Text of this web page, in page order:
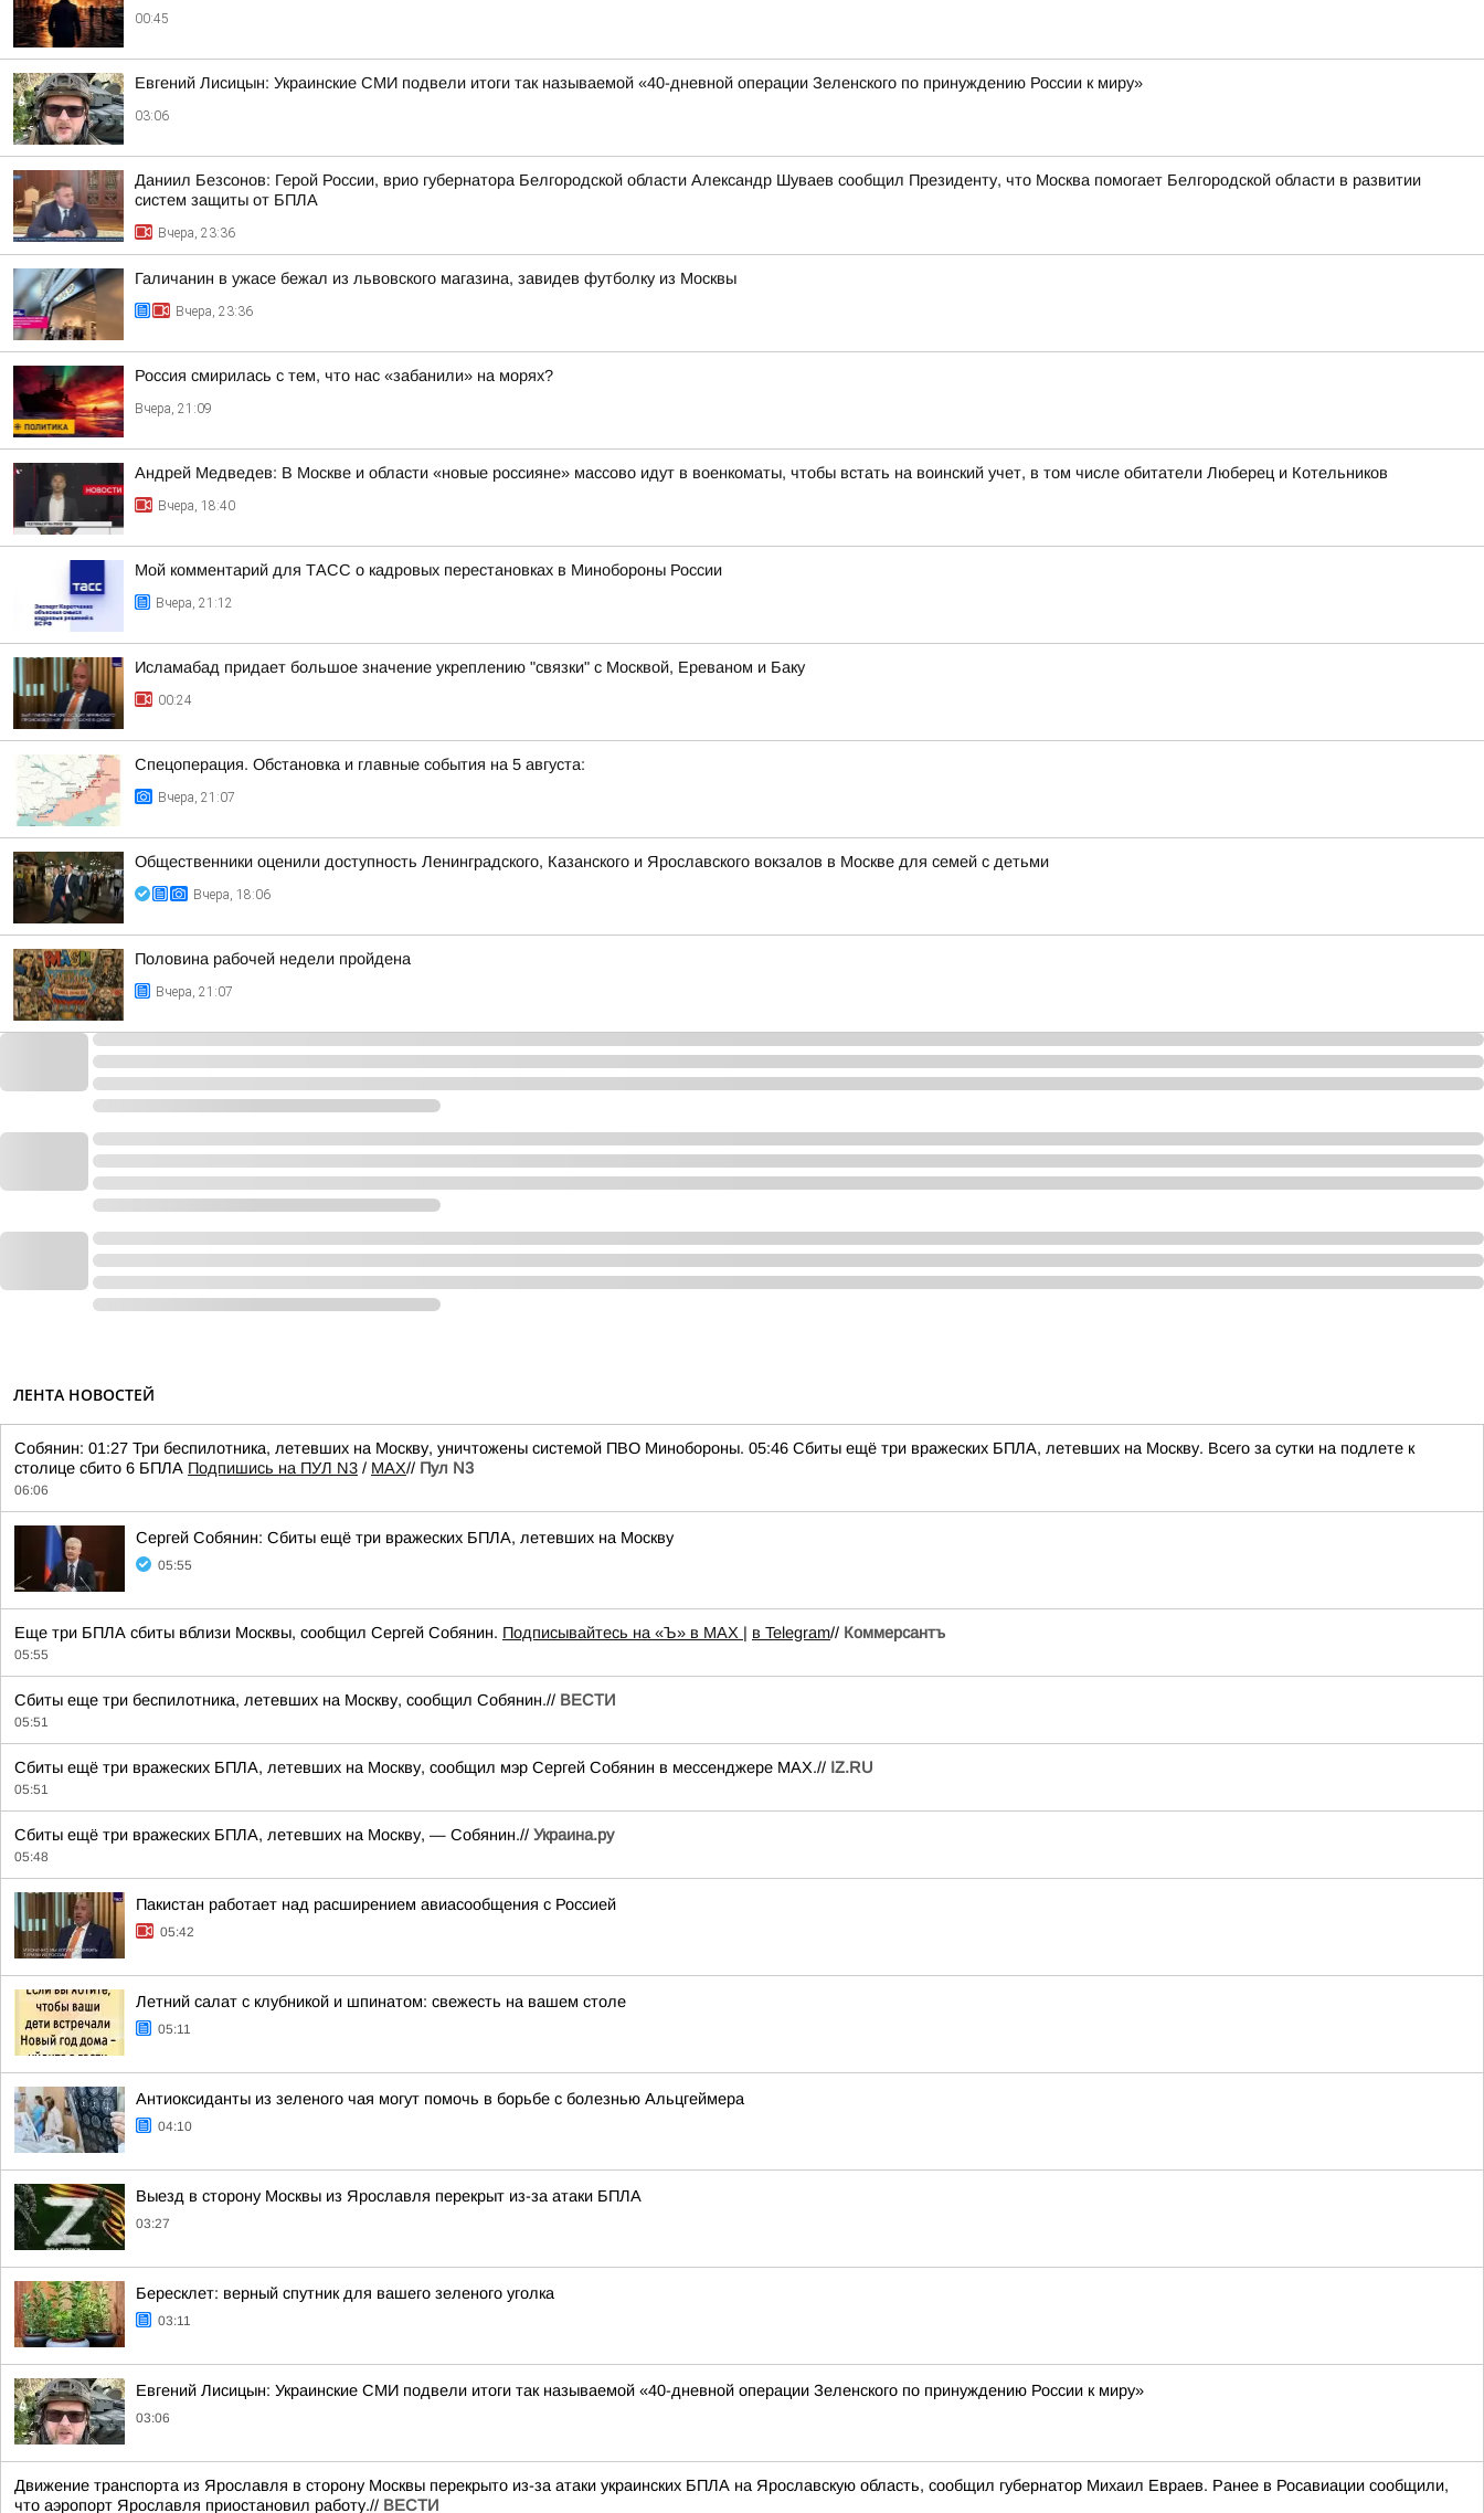
00:45
Евгений Лисицын: Украинские СМИ подвели итоги так называемой «40-дневной операции Зеленского по принуждению России к миру»
03:06
Даниил Безсонов: Герой России, врио губернатора Белгородской области Александр Шуваев сообщил Президенту, что Москва помогает Белгородской области в развитии
систем защиты от БПЛА
Вчера, 23:36
Галичанин в ужасе бежал из львовского магазина, завидев футболку из Москвы
Вчера, 23:36
Россия смирилась с тем, что нас «забанили» на морях?
Вчера, 21:09
Андрей Медведев: В Москве и области «новые россияне» массово идут в военкоматы, чтобы встать на воинский учет, в том числе обитатели Люберец и Котельников
Вчера, 18:40
Мой комментарий для ТАСС о кадровых перестановках в Минобороны России
Вчера, 21:12
Исламабад придает большое значение укреплению "связки" с Москвой, Ереваном и Баку
00:24
Спецоперация. Обстановка и главные события на 5 августа:
Вчера, 21:07
Общественники оценили доступность Ленинградского, Казанского и Ярославского вокзалов в Москве для семей с детьми
Вчера, 18:06
Половина рабочей недели пройдена
Вчера, 21:07
ЛЕНТА НОВОСТЕЙ
Собянин: 01:27 Три беспилотника, летевших на Москву, уничтожены системой ПВО Минобороны. 05:46 Сбиты ещё три вражеских БПЛА, летевших на Москву. Всего за сутки на подлете к
столице сбито 6 БПЛА Подпишись на ПУЛ N3 / MAX// Пул N3
06:06
Сергей Собянин: Сбиты ещё три вражеских БПЛА, летевших на Москву
05:55
Еще три БПЛА сбиты вблизи Москвы, сообщил Сергей Собянин. Подписывайтесь на «Ъ» в MAX | в Telegram// Коммерсантъ
05:55
Сбиты еще три беспилотника, летевших на Москву, сообщил Собянин.// ВЕСТИ
05:51
Сбиты ещё три вражеских БПЛА, летевших на Москву, сообщил мэр Сергей Собянин в мессенджере MAX.// IZ.RU
05:51
Сбиты ещё три вражеских БПЛА, летевших на Москву, — Собянин.// Украина.ру
05:48
Пакистан работает над расширением авиасообщения с Россией
05:42
Летний салат с клубникой и шпинатом: свежесть на вашем столе
05:11
Антиоксиданты из зеленого чая могут помочь в борьбе с болезнью Альцгеймера
04:10
Выезд в сторону Москвы из Ярославля перекрыт из-за атаки БПЛА
03:27
Бересклет: верный спутник для вашего зеленого уголка
03:11
Евгений Лисицын: Украинские СМИ подвели итоги так называемой «40-дневной операции Зеленского по принуждению России к миру»
03:06
Движение транспорта из Ярославля в сторону Москвы перекрыто из-за атаки украинских БПЛА на Ярославскую область, сообщил губернатор Михаил Евраев. Ранее в Росавиации сообщили,
что аэропорт Ярославля приостановил работу.// ВЕСТИ